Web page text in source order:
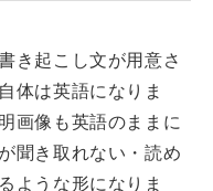
き起こし文が用意さ
体は英語になりま
画像も英語のままに
聞き取れない・読め
ような形になりま